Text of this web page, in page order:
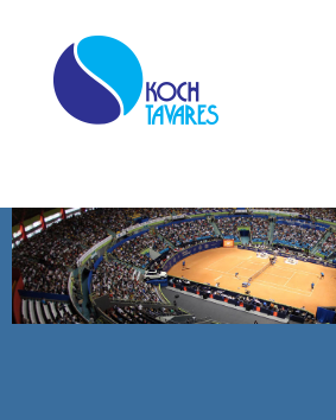
História
Áreas de Atuação